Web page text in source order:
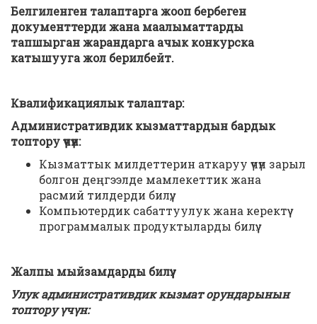
Белгиленген талаптарга жооп бербеген
документтерди жана маалыматтарды
тапшырган жарандарга ачык конкурска
катышууга жол берилбейт.
Квалификациялык талаптар:
Административдик кызматтардын бардык
топтору үчүн:
Кызматтык милдеттерин аткаруу үчүн зарыл
болгон деңгээлде мамлекеттик жана
расмий тилдерди билүү;
Компьютердик сабаттуулук жана керектүү
программалык продуктыларды билүү.
Жалпы мыйзамдарды билүү:
Улук административдик кызмат орундарынын
топтору үчүн: